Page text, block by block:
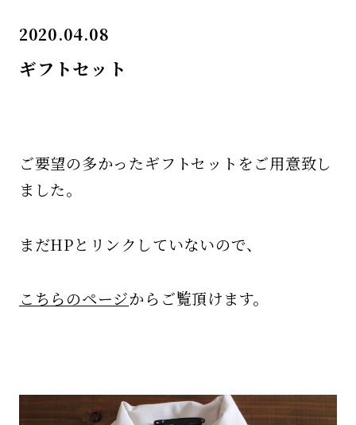
2020.04.08
ギフトセット
ご要望の多かったギフトセットをご用意致し
ました。
まだHPとリンクしていないので、
こちらのページからご覧頂けます。